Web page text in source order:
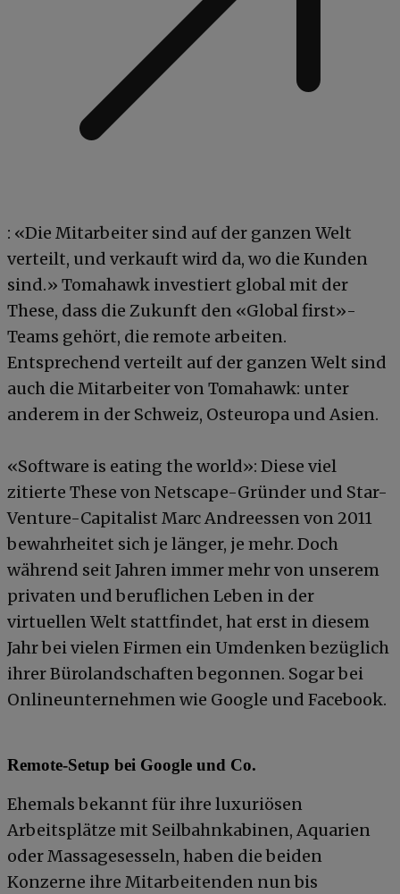
: «Die Mitarbeiter sind auf der ganzen Welt
verteilt, und verkauft wird da, wo die Kunden
sind.» Tomahawk investiert global mit der
These, dass die Zukunft den «Global first»-
Teams gehört, die remote arbeiten.
Entsprechend verteilt auf der ganzen Welt sind
auch die Mitarbeiter von Tomahawk: unter
anderem in der Schweiz, Osteuropa und Asien.
«Software is eating the world»: Diese viel
zitierte These von Netscape-Gründer und Star-
Venture-Capitalist Marc Andreessen von 2011
bewahrheitet sich je länger, je mehr. Doch
während seit Jahren immer mehr von unserem
privaten und beruflichen Leben in der
virtuellen Welt stattfindet, hat erst in diesem
Jahr bei vielen Firmen ein Umdenken bezüglich
ihrer Bürolandschaften begonnen. Sogar bei
Onlineunternehmen wie Google und Facebook.
Remote-Setup bei Google und Co.
Ehemals bekannt für ihre luxuriösen
Arbeitsplätze mit Seilbahnkabinen, Aquarien
oder Massagesesseln, haben die beiden
Konzerne ihre Mitarbeitenden nun bis